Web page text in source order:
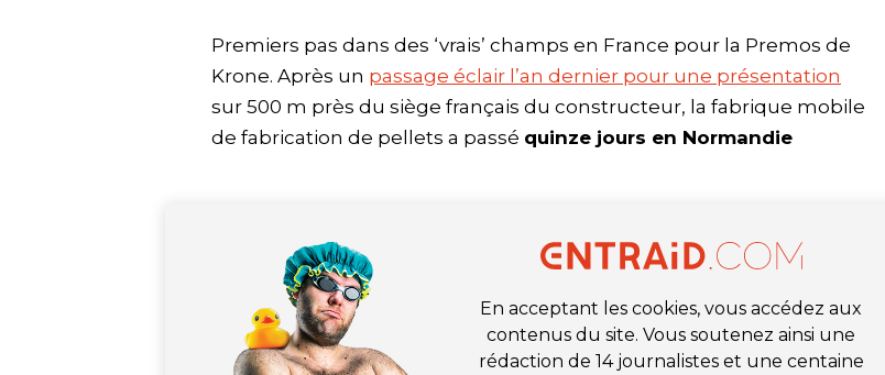
Premiers pas dans des ‘vrais’ champs en France pour la Premos de
Krone. Après un passage éclair l’an dernier pour une présentation
sur 500 m près du siège français du constructeur, la fabrique mobile
de fabrication de pellets a passé quinze jours en Normandie
En acceptant les cookies, vous accédez aux
contenus du site. Vous soutenez ainsi une
rédaction de 14 journalistes et une centaine